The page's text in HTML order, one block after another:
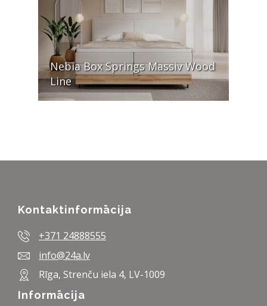
Nebia Box Springs Massiv Wood
Line
Kontaktinformācija
+371 24888555
info@24a.lv
Rīga, Strenču iela 4, LV-1009
Informācija